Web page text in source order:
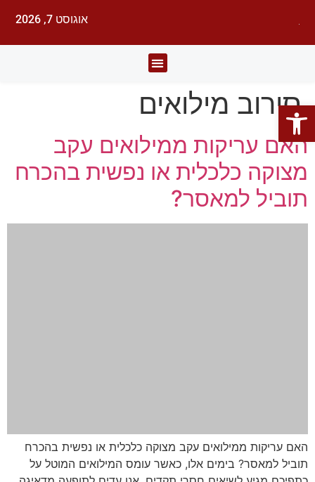
אוגוסט 7, 2026
סירוב מילואים
האם עריקות ממילואים עקב
מצוקה כלכלית או נפשית בהכרח
תוביל למאסר?
האם עריקות ממילואים עקב מצוקה כלכלית או נפשית בהכרח
תוביל למאסר? בימים אלו, כאשר עומס המילואים המוטל על
פתח סרגל נגישות